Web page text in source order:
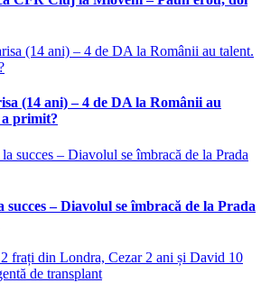
(14 ani) – 4 de DA la Românii au
primit?
succes – Diavolul se îmbracă de la Prada